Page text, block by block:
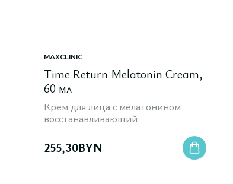
MAXCLINIC
Time Return Melatonin Cream,
60 мл
Крем для лица с мелатонином
восстанавливающий
255,30BYN